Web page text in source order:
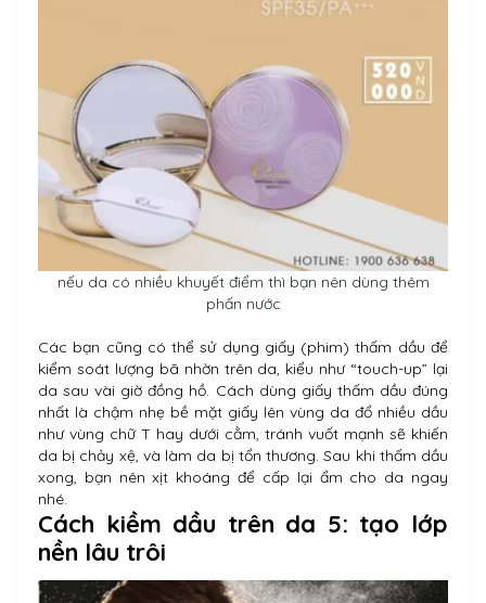
nếu da có nhiều khuyết điểm thì bạn nên dùng thêm
phấn nước
Các bạn cũng có thể sử dụng giấy (phim) thấm dầu để
kiểm soát lượng bã nhờn trên da, kiểu như “touch-up” lại
da sau vài giờ đồng hồ. Cách dùng giấy thấm dầu đúng
nhất là chậm nhẹ bề mặt giấy lên vùng da đổ nhiều dầu
như vùng chữ T hay dưới cằm, tránh vuốt mạnh sẽ khiến
da bị chảy xệ, và làm da bị tổn thương. Sau khi thấm dầu
xong, bạn nên xịt khoáng để cấp lại ẩm cho da ngay
nhé.
Cách kiềm dầu trên da 5: tạo lớp
nền lâu trôi